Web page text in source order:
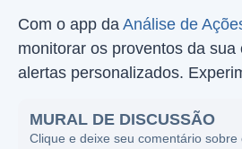
Com o app da Análise de
monitorar os proventos da
alertas personalizados.
MURAL DE DISCUSSÃO
Clique e deixe seu comentário sobre